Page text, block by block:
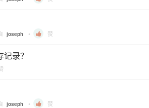
joseph • 赞
录？
joseph • 赞